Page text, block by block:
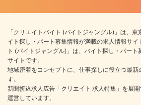
「クリエイトバイト (バイトジャングル)」は、
イト探し・パート募集情報が満載の求人情報サイ
ト (バイトジャングル)」は、バイト探し・パー
サイトです。
地域密着をコンセプトに、仕事探しに役立つ最新
す。
新聞折込求人広告「クリエイト 求人特集」を展
運営しています。